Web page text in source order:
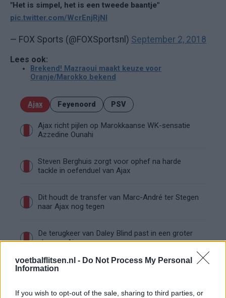
voetbalflitsen.nl - Do Not Process My Personal
Information
If you wish to opt-out of the sale, sharing to third parties, or
"Het is simpel, het is een tweede baantje"
pic.twitter.com/WcrEnjRjNI
— FOX Sports (@FOXSportsnl) September 2, 2018
Lees ook:
Brekend! Mazraoui maakt keuze voor
Oranje/Marokko bekend
Ajax Feyenoord PSV
Ajax richt pijlen op Marokkaanse WK-sensatie
Azzedine Ounahi
Steven Berghuis zorgt voor ophef na harde
tackle in oefenduel van Ajax
Dit houdt de transfer van Marc-André ter Stegen
naar Ajax nog tegen
De terugkeer van Daley Blind past in een groter
plan van Ajax
Kritiek op Engels van Míchel genuanceerd: ‘Ajax-